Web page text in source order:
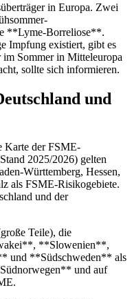
in Europa. Zwei
**Lyme-Borreliose**.
Impfung existiert, gibt es
Sommer in Mitteleuropa
sollte sich informieren.
und
Karte der FSME-
2025/2026) gelten
Württemberg, Hessen,
als FSME-Risikogebiete.
und der
Teile), die
**Slowenien**,
und **Südschweden** als
und auf